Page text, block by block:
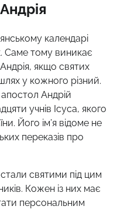
календарі
Саме тому виникає
якщо святих
у кожного різний.
Андрій
учнів Ісуса, якого
Його ім’я відоме не
переказів про
стали святими під цим
Кожен із них має
персональним